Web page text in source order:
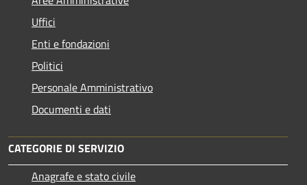
Uffici
Enti e fondazioni
Politici
Personale Amministrativo
Documenti e dati
CATEGORIE DI SERVIZIO
Anagrafe e stato civile